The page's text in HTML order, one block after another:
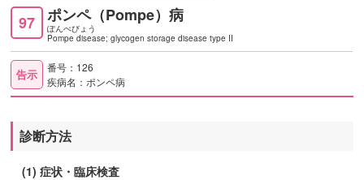
97 ポンペ（Pompe）病
ぽんぺびょう
Pompe disease; glycogen storage disease type II
告示
番号：126
疾病名：ポンペ病
診断方法
(1) 症状・臨床検査